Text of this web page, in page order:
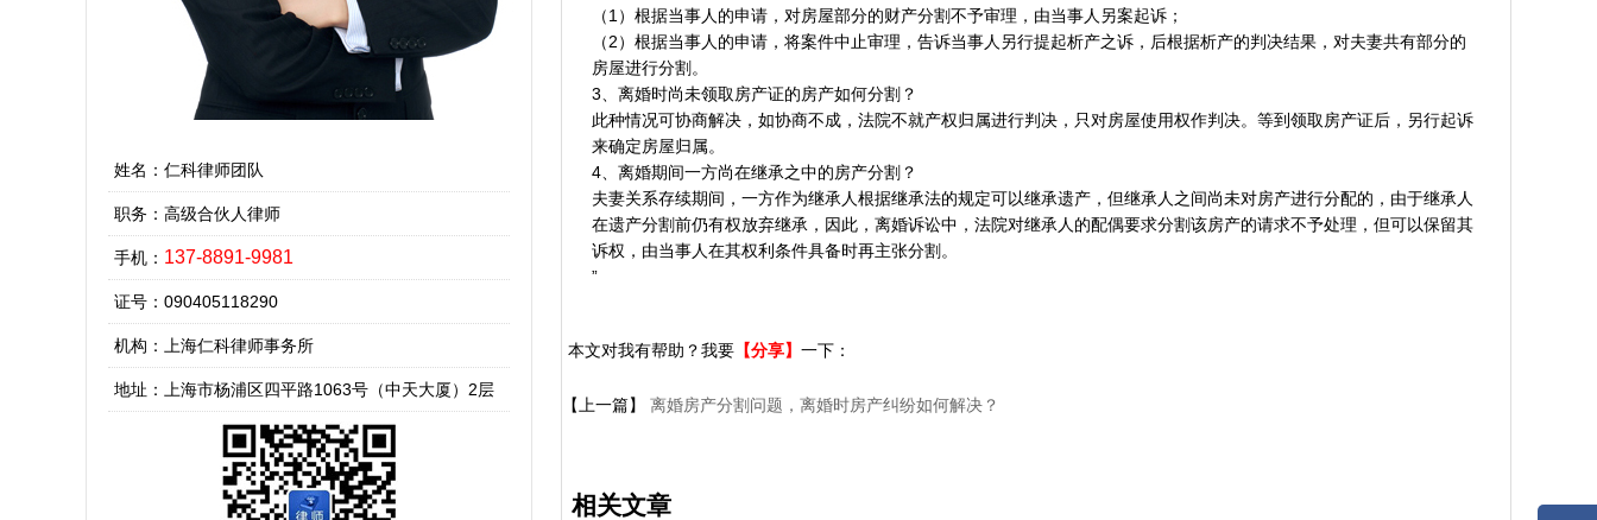
姓名：仁科律师团队
职务：高级合伙人律师
手机： 137-8891-9981
证号：090405118290
机构：上海仁科律师事务所
地址：上海市杨浦区四平路1063号（中天大厦）2层
（1）根据当事人的申请，对房屋部分的财产分割不予审理，由当事人另案起诉；
（2）根据当事人的申请，将案件中止审理，告诉当事人另行提起析产之诉，后根据析产的判决结果，对夫妻共有部分的
房屋进行分割。
3、离婚时尚未领取房产证的房产如何分割？
此种情况可协商解决，如协商不成，法院不就产权归属进行判决，只对房屋使用权作判决。等到领取房产证后，另行起诉
来确定房屋归属。
4、离婚期间一方尚在继承之中的房产分割？
夫妻关系存续期间，一方作为继承人根据继承法的规定可以继承遗产，但继承人之间尚未对房产进行分配的，由于继承人
在遗产分割前仍有权放弃继承，因此，离婚诉讼中，法院对继承人的配偶要求分割该房产的请求不予处理，但可以保留其
诉权，由当事人在其权利条件具备时再主张分割。
”
本文对我有帮助？我要 【分享】 一下：
【上一篇】 离婚房产分割问题，离婚时房产纠纷如何解决？
相关文章